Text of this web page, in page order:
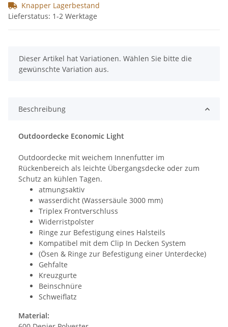
Knapper Lagerbestand
Lieferstatus: 1-2 Werktage
x
Dieser Artikel hat Variationen. Wählen Sie bitte die
gewünschte Variation aus.
Beschreibung
Outdoordecke Economic Light
Outdoordecke mit weichem Innenfutter im
Rückenbereich als leichte Übergangsdecke oder zum
Schutz an kühlen Tagen.
atmungsaktiv
wasserdicht (Wassersäule 3000 mm)
Triplex Frontverschluss
Widerristpolster
Ringe zur Befestigung eines Halsteils
Kompatibel mit dem Clip In Decken System
(Ösen & Ringe zur Befestigung einer Unterdecke)
Gehfalte
Kreuzgurte
Beinschnüre
Schweiflatz
Material: